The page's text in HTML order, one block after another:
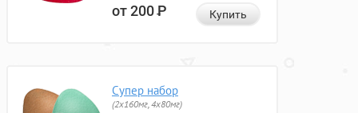
от 200Р Купить
Супер набор
(2х160мг, 4х80мг)